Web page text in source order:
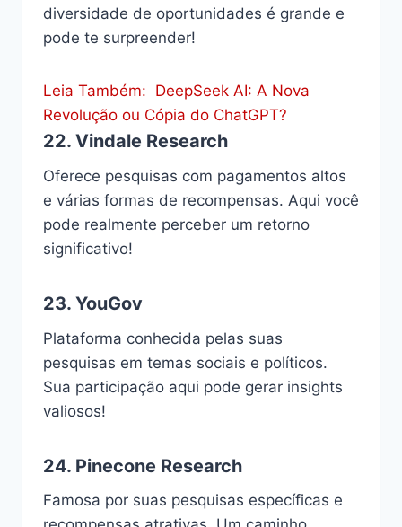
diversidade de oportunidades é grande e
pode te surpreender!
Leia Também: DeepSeek AI: A Nova
Revolução ou Cópia do ChatGPT?
22. Vindale Research
Oferece pesquisas com pagamentos altos
e várias formas de recompensas. Aqui você
pode realmente perceber um retorno
significativo!
23. YouGov
Plataforma conhecida pelas suas
pesquisas em temas sociais e políticos.
Sua participação aqui pode gerar insights
valiosos!
24. Pinecone Research
Famosa por suas pesquisas específicas e